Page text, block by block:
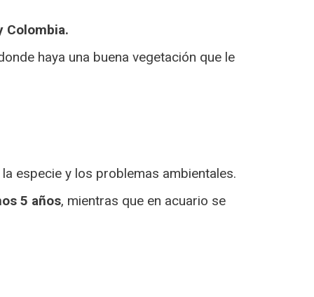
Colombia.
haya una buena vegetación que le
especie y los problemas ambientales.
5 años, mientras que en acuario se